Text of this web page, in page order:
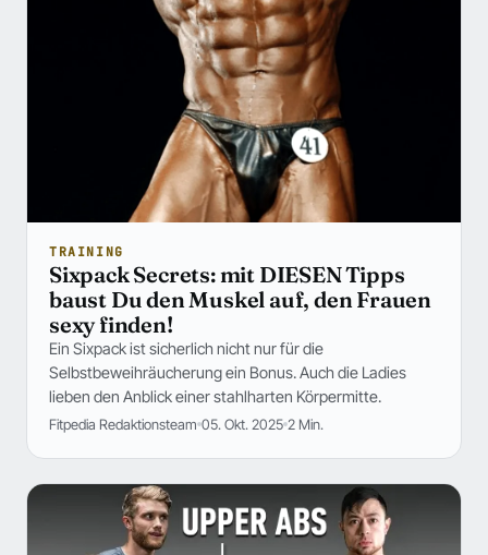
TRAINING
Sixpack Secrets: mit DIESEN Tipps
baust Du den Muskel auf, den Frauen
sexy finden!
Ein Sixpack ist sicherlich nicht nur für die
Selbstbeweihräucherung ein Bonus. Auch die Ladies
lieben den Anblick einer stahlharten Körpermitte.
Fitpedia Redaktionsteam 05. Okt. 2025 2 Min.